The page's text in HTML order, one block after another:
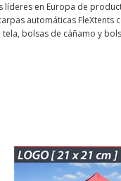
en Europa de
automáticas
bolsas de cáñamo y